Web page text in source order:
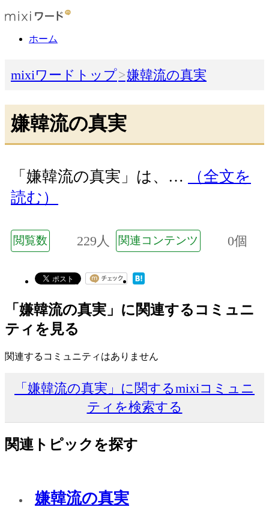
ホーム
mixiワードトップ 嫌韓流の真実
嫌韓流の真実
「嫌韓流の真実」は、…
（全文を
読む）
閲覧数 229人 関連コンテンツ 0個
「嫌韓流の真実」に関連するコミュニ
ティを見る
関連するコミュニティはありません
「嫌韓流の真実」に関するmixiコミュニ
ティを検索する
関連トピックを探す
嫌韓流の真実